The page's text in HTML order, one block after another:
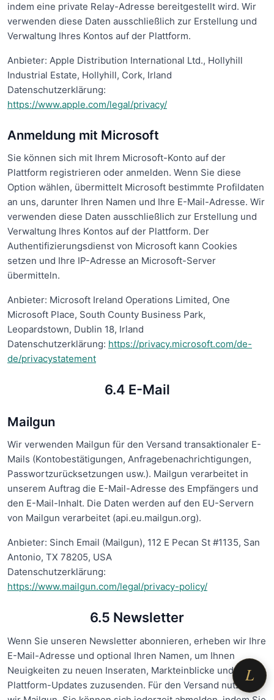
indem eine private Relay-Adresse bereitgestellt wird. Wir
verwenden diese Daten ausschließlich zur Erstellung und
Verwaltung Ihres Kontos auf der Plattform.
Anbieter: Apple Distribution International Ltd., Hollyhill
Industrial Estate, Hollyhill, Cork, Irland
Datenschutzerklärung:
https://www.apple.com/legal/privacy/
Anmeldung mit Microsoft
Sie können sich mit Ihrem Microsoft-Konto auf der
Plattform registrieren oder anmelden. Wenn Sie diese
Option wählen, übermittelt Microsoft bestimmte Profildaten
an uns, darunter Ihren Namen und Ihre E-Mail-Adresse. Wir
verwenden diese Daten ausschließlich zur Erstellung und
Verwaltung Ihres Kontos auf der Plattform. Der
Authentifizierungsdienst von Microsoft kann Cookies
setzen und Ihre IP-Adresse an Microsoft-Server
übermitteln.
Anbieter: Microsoft Ireland Operations Limited, One
Microsoft Place, South County Business Park,
Leopardstown, Dublin 18, Irland
Datenschutzerklärung: https://privacy.microsoft.com/de-
de/privacystatement
6.4 E-Mail
Mailgun
Wir verwenden Mailgun für den Versand transaktionaler E-
Mails (Kontobestätigungen, Anfragebenachrichtigungen,
Passwortzurücksetzungen usw.). Mailgun verarbeitet in
unserem Auftrag die E-Mail-Adresse des Empfängers und
den E-Mail-Inhalt. Die Daten werden auf den EU-Servern
von Mailgun verarbeitet (api.eu.mailgun.org).
Anbieter: Sinch Email (Mailgun), 112 E Pecan St #1135, San
Antonio, TX 78205, USA
Datenschutzerklärung:
https://www.mailgun.com/legal/privacy-policy/
6.5 Newsletter
Wenn Sie unseren Newsletter abonnieren, erheben wir Ihre
E-Mail-Adresse und optional Ihren Namen, um Ihnen
Neuigkeiten zu neuen Inseraten, Markteinblicke und
Plattform-Updates zuzusenden. Für den Versand nutzen
L
Auf der Suche nach einer
Sag mir, was Du brauchst – ich richte
Dir die Suche ein.